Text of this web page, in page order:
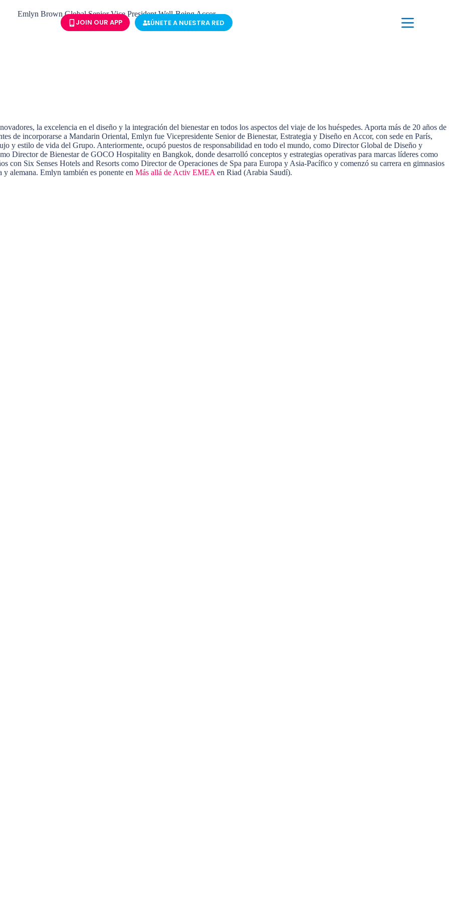
JOIN OUR APP ÚNETE A NUESTRA RED
la excelencia en el diseño y la integración del bienestar en todos los aspectos del viaje de los huéspedes. Aporta más de 20 años de
de incorporarse a Mandarin Oriental, Emlyn fue Vicepresidente Senior de Bienestar, Estrategia y Diseño en Accor, con sede en París,
y estilo de vida del Grupo. Anteriormente, ocupó puestos de responsabilidad en todo el mundo, como Director Global de Diseño y
Director de Bienestar de GOCO Hospitality en Bangkok, donde desarrolló conceptos y estrategias operativas para marcas líderes como
Six Senses Hotels and Resorts como Director de Operaciones de Spa para Europa y Asia-Pacífico y comenzó su carrera en gimnasios
alemana. Emlyn también es ponente en Más allá de Activ EMEA en Riad (Arabia Saudí).